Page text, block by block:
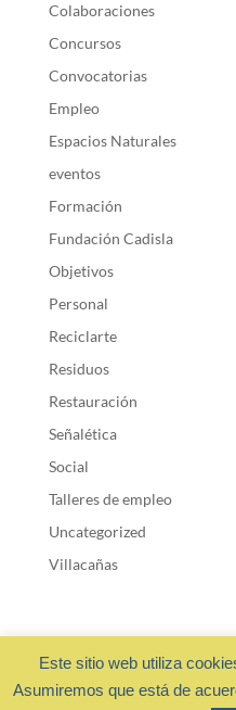
Colaboraciones
Concursos
Convocatorias
Empleo
Espacios Naturales
eventos
Formación
Fundación Cadisla
Objetivos
Personal
Reciclarte
Residuos
Restauración
Señalética
Social
Talleres de empleo
Uncategorized
Villacañas
Fundación Cadisla 2018 ·
Este sitio web utiliza
Asumiremos que está de